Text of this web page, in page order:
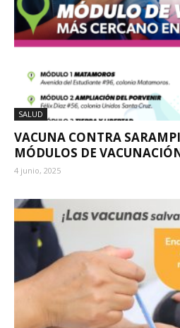
SALUD
VACUNA CONTRA
MÓDULOS DE
4 junio, 2025